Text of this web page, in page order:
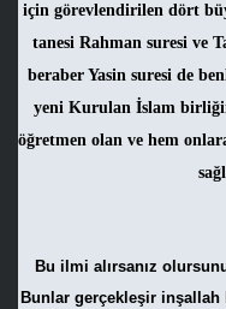
için görevlendirilen dört
tanesi Rahman suresi ve
beraber Yasin suresi de
yeni Kurulan İslam
öğretmen olan ve hem
Bu ilmi alırsanız
Bunlar gerçekleşir inşallah